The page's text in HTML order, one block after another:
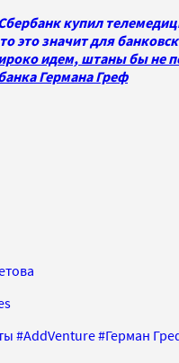
купил
это значит для
идем, штаны бы не
Германа Греф
#AddVenture#Герман